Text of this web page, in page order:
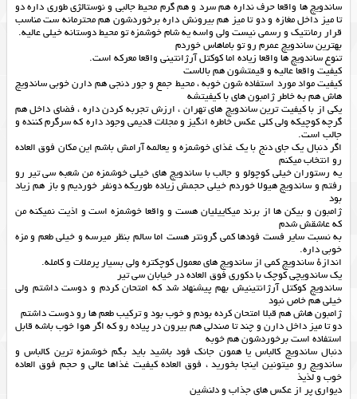
ساندویچ ها واقعا حرف نداره هم سرد و هم گرم محیط جالبی و نوستالژی طوری داره دو
تا میز داخل مغازه و دو تا میز هم بیرونش داره برخوردشون هم محترمانه ست مناسب
قرار رمانتیک و رسمی نیست ولی واسه یه شام خوشمزه تو محیط دوستانه خیلی عالیه.
بهترين ساندويچ عمرم رو تو باماهاس خوردم
تنوع ساندویچ ها واقعا زیاده اما کوکتل آرژانتینی واقعا معرکه است.
کیفیت واقعا عالیه و قیمتشون هم بالاست
کیفیت مواد مورد استفاده شون خوبه ، محیط جمع و جور دنجی هم دارن خوبی ساندویچ
هاش هم به خاطر ژامبون های با کیفیتشه
یکی از با کیفیت ترین ساندویچ های تهران ، ارزش تجربه کردن داره ، فضای داخل هم
گرچه کوچیکه ولی کلی عکس خاطره انگیز و مجلات قدیمی وجود داره که سرگرم کننده و
جالب است.
اگر دنبال یک جای دنج با یک غذای خوشمزه و یعالمه آرامش باشم این مکان فوق العاده
رو انتخاب میکنم
یه رستوران خیلی کوچولو و جالب با ساندویچ های خیلی خوشمزه من شعبه سی تیر رو
رفتم و ساندویچ هیولا خوردم خیلی حجمش زیاده طوریکه دونفر خوردیم و باز هم زیاد
بود
ژامبون و بیکن ها از برند میکاییلیان هست و واقعا خوشمزه است و اذیت نمیکنه من
که عاشقش شدم
به نسبت سایر فست فودها کمی گرونتر هست اما سالم بنظر میرسه و خیلی طعم و مزه
خوبی داره.
اندازهٔ ساندویچ کمی از ساندویچ های معمول کوچکتره ولی بسیار پرملات و کامله.
یک ساندویچی کوچک با دکوری فوق العاده در خیابان سی تیر
ساندویچ کوکتل آرژانتینیش بهم پیشنهاد شد که امتحان کردم و دوست داشتم ولی
خیلی هم خاص نبود
ژامبون هاش هم قبلا امتحان کرده بودم و خوب بود و ترکیب طعم ها رو دوست داشتم
دو تا میز داخل دارن و چند تا صندلی هم بیرون در پیاده رو که اگر هوا خوب باشه قابل
استفاده است برخوردشون هم خوبه
دنبال ساندویچ کالباس یا همون جانک فود باشید باید بگم خوشمزه ترین کالباس و
ساندویچ رو میتونین اینجا بخورید ، فوق العاده کیفیت غذاها عالی و حجم فوق العاده
خوب و لذیذ
دیواری پر از عکس های جذاب و دلنشین